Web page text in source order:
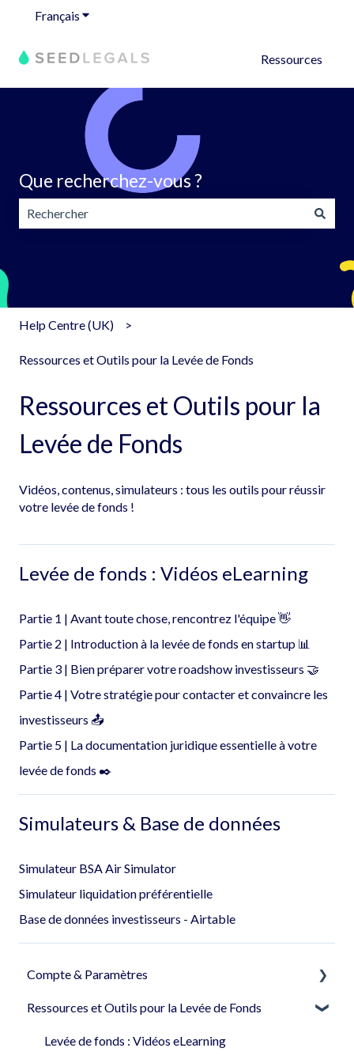
Français Afficher le sous-menu pour les traductions
Ressources
Que recherchez-vous ?
Help Centre (UK)
Ressources et Outils pour la Levée de Fonds
Ressources et Outils pour la
Levée de Fonds
Vidéos, contenus, simulateurs : tous les outils pour réussir
votre levée de fonds !
Levée de fonds : Vidéos eLearning
Partie 1 | Avant toute chose, rencontrez l'équipe 👋
Partie 2 | Introduction à la levée de fonds en startup 📊
Partie 3 | Bien préparer votre roadshow investisseurs 🤝
Partie 4 | Votre stratégie pour contacter et convaincre les
investisseurs 📤
Partie 5 | La documentation juridique essentielle à votre
levée de fonds ✒️
Simulateurs & Base de données
Simulateur BSA Air Simulator
Simulateur liquidation préférentielle
Base de données investisseurs - Airtable
Compte & Paramètres
Créer le compte de votre société
Paramètres
Ressources et Outils pour la Levée de Fonds
Levée de fonds : Vidéos eLearning